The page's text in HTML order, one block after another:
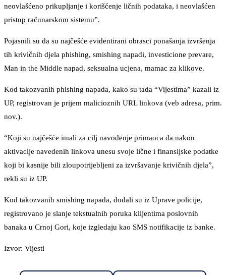
neovlašćeno prikupljanje i korišćenje ličnih podataka, i neovlašćen
pristup računarskom sistemu”.
Pojasnili su da su najčešće evidentirani obrasci ponašanja izvršenja
tih krivičnih djela phishing, smishing napadi, investicione prevare,
Man in the Middle napad, seksualna ucjena, mamac za klikove.
Kod takozvanih phishing napada, kako su tada “Vijestima” kazali iz
UP, registrovan je prijem malicioznih URL linkova (veb adresa, prim.
nov.).
“Koji su najčešće imali za cilj navođenje primaoca da nakon
aktivacije navedenih linkova unesu svoje lične i finansijske podatke
koji bi kasnije bili zloupotrijebljeni za izvršavanje krivičnih djela”,
rekli su iz UP.
Kod takozvanih smishing napada, dodali su iz Uprave policije,
registrovano je slanje tekstualnih poruka klijentima poslovnih
banaka u Crnoj Gori, koje izgledaju kao SMS notifikacije iz banke.
Izvor: Vijesti